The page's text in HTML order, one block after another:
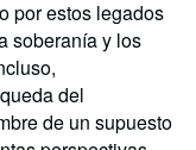
por estos legados
soberanía y los
del
de un supuesto